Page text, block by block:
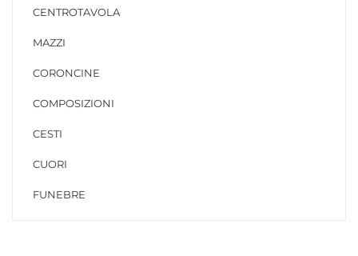
CENTROTAVOLA
MAZZI
CORONCINE
COMPOSIZIONI
CESTI
CUORI
FUNEBRE